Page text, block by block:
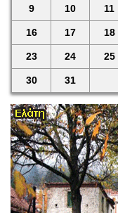
9 10 11
16 17 18
23 24 25
30 31